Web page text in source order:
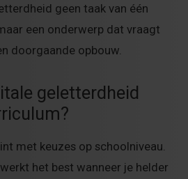
geen taak van één
een onderwerp dat vraagt
doorgaande opbouw.
geletterdheid
met keuzes op schoolniveau.
het best wanneer je helder